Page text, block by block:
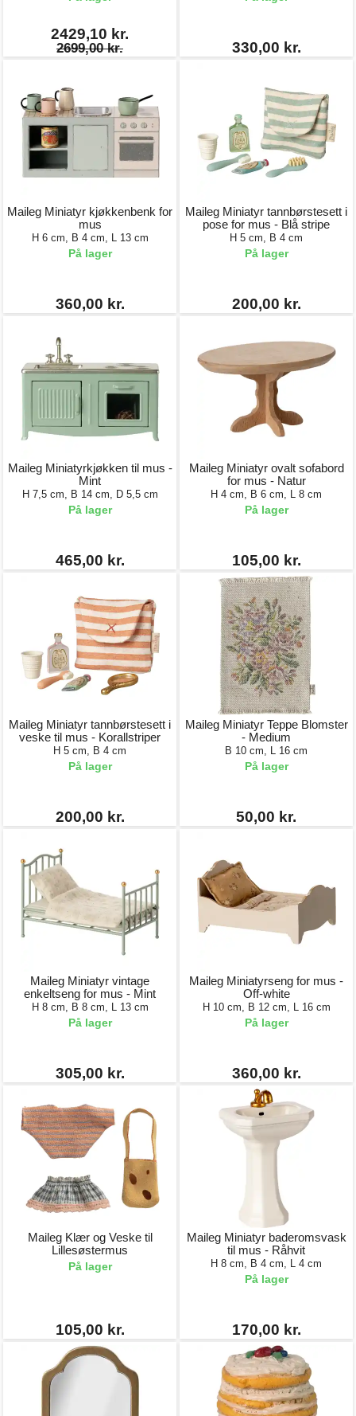
2429,10 kr.
2699,00 kr. 330,00 kr.
Maileg Miniatyr kjøkkenbenk for
mus
H 6 cm, B 4 cm, L 13 cm
På lager
360,00 kr.
Maileg Miniatyr tannbørstesett i
pose for mus - Blå stripe
H 5 cm, B 4 cm
På lager
200,00 kr.
Maileg Miniatyrkjøkken til mus -
Mint
H 7,5 cm, B 14 cm, D 5,5 cm
På lager
465,00 kr.
Maileg Miniatyr ovalt sofabord
for mus - Natur
H 4 cm, B 6 cm, L 8 cm
På lager
105,00 kr.
Maileg Miniatyr tannbørstesett i
veske til mus - Korallstriper
H 5 cm, B 4 cm
På lager
200,00 kr.
Maileg Miniatyr Teppe Blomster
- Medium
B 10 cm, L 16 cm
På lager
50,00 kr.
Maileg Miniatyr vintage
enkeltseng for mus - Mint
H 8 cm, B 8 cm, L 13 cm
På lager
305,00 kr.
Maileg Miniatyrseng for mus -
Off-white
H 10 cm, B 12 cm, L 16 cm
På lager
360,00 kr.
Maileg Klær og Veske til
Lillesøstermus
På lager
105,00 kr.
Maileg Miniatyr baderomsvask
til mus - Råhvit
H 8 cm, B 4 cm, L 4 cm
På lager
170,00 kr.